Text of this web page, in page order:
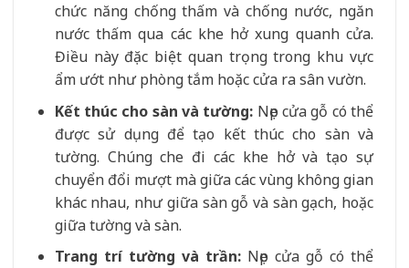
chức năng chống thấm và chống nước, ngăn
nước thấm qua các khe hở xung quanh cửa.
Điều này đặc biệt quan trọng trong khu vực
ẩm ướt như phòng tắm hoặc cửa ra sân vườn.
Kết thúc cho sàn và tường: Nẹp cửa gỗ có thể
được sử dụng để tạo kết thúc cho sàn và
tường. Chúng che đi các khe hở và tạo sự
chuyển đổi mượt mà giữa các vùng không gian
khác nhau, như giữa sàn gỗ và sàn gạch, hoặc
giữa tường và sàn.
Trang trí tường và trần:Nẹp cửa gỗ có thể